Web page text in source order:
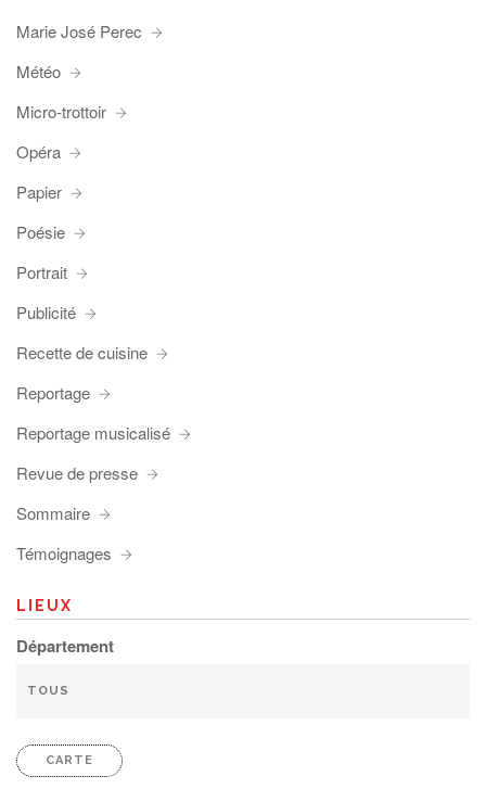
Marie José Perec
Météo
Micro-trottoir
Opéra
Papier
Poésie
Portrait
Publicité
Recette de cuisine
Reportage
Reportage musicalisé
Revue de presse
Sommaire
Témoignages
LIEUX
Département
CARTE